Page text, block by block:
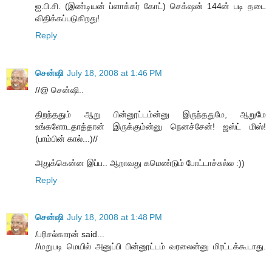
ஐ.பி.சி. (இண்டியன் ப்ளாக்கர் கோட்) செக்‌ஷன் 144ன் படி தடை
விதிக்கப்படுகிறது!
Reply
சென்ஷி July 18, 2008 at 1:46 PM
//@ சென்ஷி..
திறந்ததும் ஆறு பின்னூட்டம்ன்னு இருந்ததுமே, ஆறுமே
உங்களோடதாத்தான் இருக்கும்ன்னு நெனச்சேன்! ஜஸ்ட் மிஸ்!
(பாம்பின் கால்...)//
அதுக்கென்ன இப்ப.. ஆறாவது கமெண்டும் போட்டாச்சுல்ல :))
Reply
சென்ஷி July 18, 2008 at 1:48 PM
/பரிசல்காரன் said...
//மறுபடி மெயில் அனுப்பி பின்னூட்டம் வரலைன்னு மிரட்டக்கூடாது.